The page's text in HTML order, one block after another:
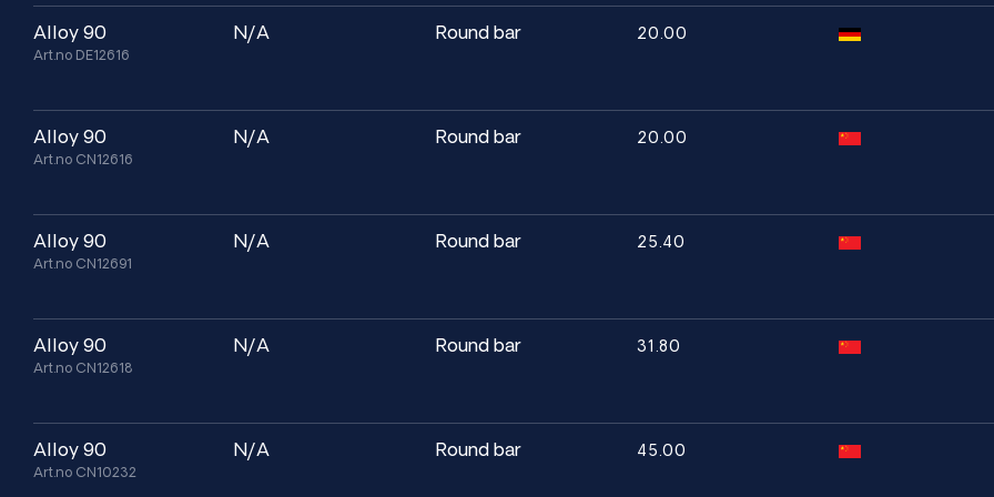
alloy 90
Art.no DE12616
N/A Round bar 20.00
alloy 90
Art.no CN12616
N/A Round bar 20.00
alloy 90
Art.no CN12691
N/A Round bar 25.40
alloy 90
Art.no CN12618
N/A Round bar 31.80
alloy 90
Art.no CN10232
N/A Round bar 45.00